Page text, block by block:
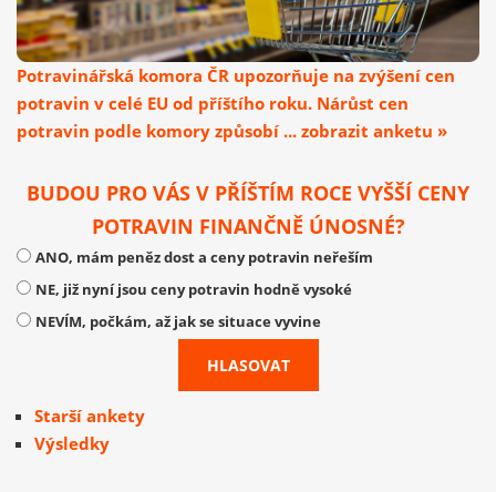
Potravinářská komora ČR upozorňuje na zvýšení cen
potravin v celé EU od příštího roku. Nárůst cen
potravin podle komory způsobí ... zobrazit anketu »
BUDOU PRO VÁS V PŘÍŠTÍM ROCE VYŠŠÍ CENY
POTRAVIN FINANČNĚ ÚNOSNÉ?
ANO, mám peněz dost a ceny potravin neřeším
NE, již nyní jsou ceny potravin hodně vysoké
NEVÍM, počkám, až jak se situace vyvine
Starší ankety
Výsledky